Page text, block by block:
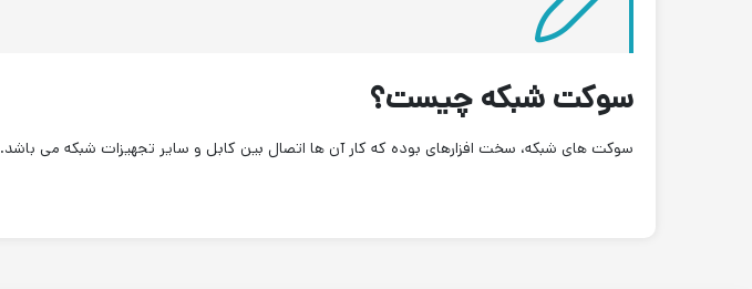
سوکت شبکه چیست؟
سوکت های شبکه، سخت افزارهای بوده که کار آن ها اتصال بین کابل و سایر تجهیزات شبکه می باشد.